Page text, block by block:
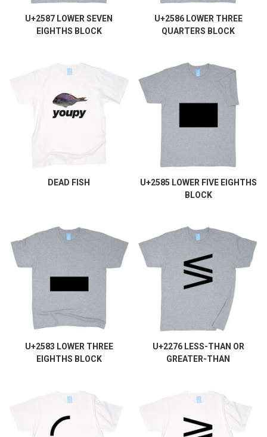
U+2587 LOWER SEVEN
EIGHTHS BLOCK
U+2586 LOWER THREE
QUARTERS BLOCK
DEAD FISH
U+2585 LOWER FIVE EIGHTHS
BLOCK
U+2583 LOWER THREE
EIGHTHS BLOCK
U+2276 LESS-THAN OR
GREATER-THAN